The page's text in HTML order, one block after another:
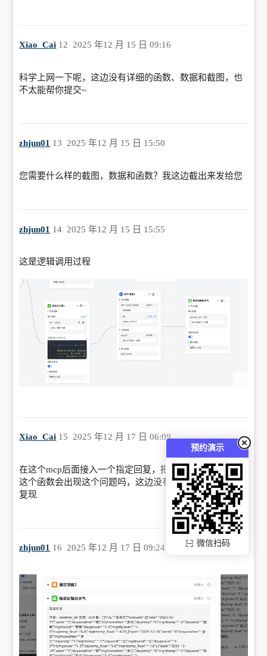
预约演示
微信扫码
Xiao_Cai 2025 年12 月 15 日 09:16
12
科学上网一下呢，这边没有详细的函数、数据和截图，也
不太能帮你提交~
zhjun01 2025 年12 月 15 日 15:50
13
您需要什么样的截图，数据和函数？我这边截出来发给您
zhjun01 2025 年12 月 15 日 15:55
14
这是逻辑调用过程
Xiao_Cai 2025 年12 月 17 日 06:09
15
在这个mcp后面接入一个指定回复，把指定回复的内容给
这个函数会出现这个问题吗，这边没有您的函数也不太好
复现
zhjun01 2025 年12 月 17 日 09:24
16